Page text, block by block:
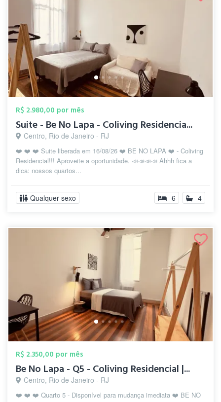
R$ 2.980,00 por mês
Suite - Be No Lapa - Coliving Residencia...
Centro, Rio de Janeiro - RJ
❤️ ❤️ ❤️ Suite liberada em 16/08/26 ❤️ BE NO LAPA ❤️ - Coliving
Residencial!!! Aproveite a oportunidade. 📣📣📣📣 Ahhh fica a
dica: nossos quartos...
Qualquer sexo 6 4
R$ 2.350,00 por mês
Be No Lapa - Q5 - Coliving Residencial |...
Centro, Rio de Janeiro - RJ
❤️ ❤️ ❤️ Quarto 5 - Disponível para mudança imediata ❤️ BE NO